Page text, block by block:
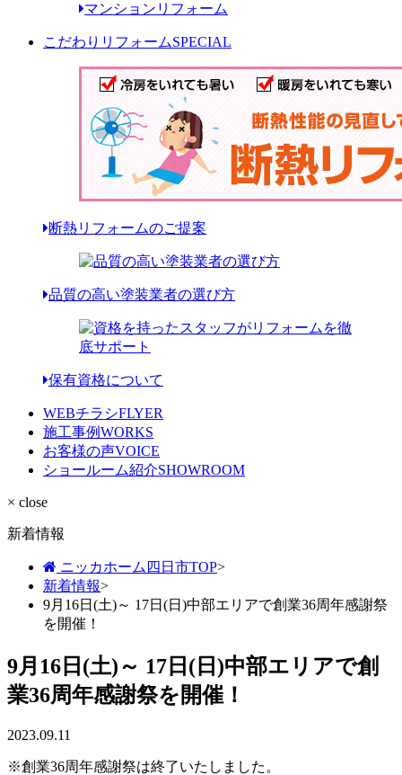
マンションリフォーム
こだわりリフォームSPECIAL
断熱リフォームのご提案
品質の高い塗装業者の選び方
保有資格について
WEBチラシFLYER
施工事例WORKS
お客様の声VOICE
ショールーム紹介SHOWROOM
× close
新着情報
ニッカホーム四日市TOP>
新着情報>
9月16日(土)～ 17日(日)中部エリアで創業36周年感謝祭
を開催！
9月16日(土)～ 17日(日)中部エリアで創
業36周年感謝祭を開催！
2023.09.11
※創業36周年感謝祭は終了いたしました。